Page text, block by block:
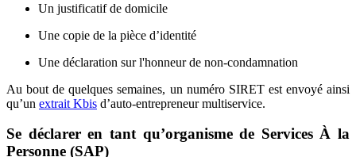
Un justificatif de domicile
Une copie de la pièce d’identité
Une déclaration sur l'honneur de non-condamnation
Au bout de quelques semaines, un numéro SIRET est envoyé ainsi
qu’un extrait Kbis d’auto-entrepreneur multiservice.
Se déclarer en tant qu’organisme de Services À la
Personne (SAP)